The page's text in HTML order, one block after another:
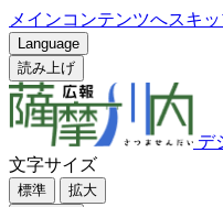
メインコンテンツへスキ
Language
読み上げ
デ
文字サイズ
標準
拡大